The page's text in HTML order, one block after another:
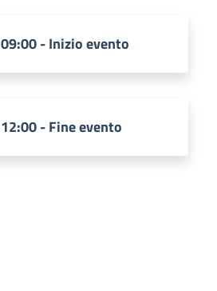
09:00 - Inizio evento
12:00 - Fine evento